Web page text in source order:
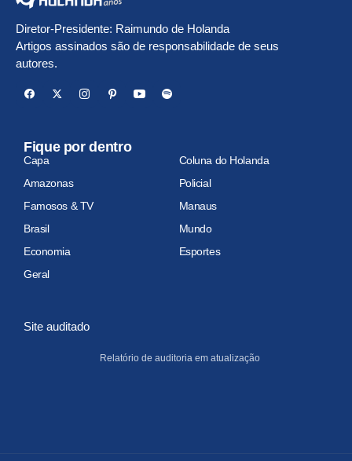
Diretor-Presidente: Raimundo de Holanda
Artigos assinados são de responsabilidade de seus
autores.
Fique por dentro
Capa
Coluna do Holanda
Amazonas
Policial
Famosos & TV
Manaus
Brasil
Mundo
Economia
Esportes
Geral
Site auditado
Relatório de auditoria em atualização